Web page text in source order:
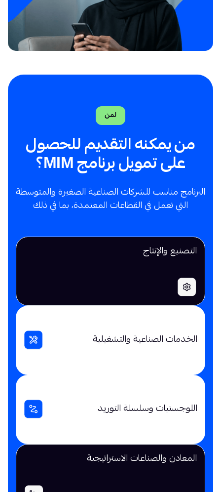
لمن
من يمكنه التقديم للحصول
على تمويل برنامج MIM؟
البرنامج مناسب للشركات الصناعية الصغيرة والمتوسطة
التي تعمل في القطاعات المعتمدة، بما في ذلك
التصنيع والإنتاج
الخدمات الصناعية والتشغيلية
اللوجستيات وسلسلة التوريد
المعادن والصناعات الاستراتيجية